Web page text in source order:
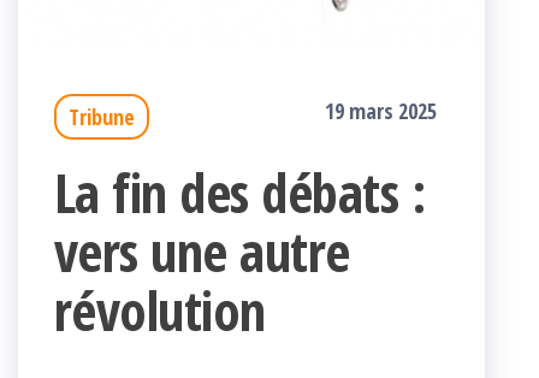
Tribune 19 mars 2025
La fin des débats :
vers une autre
révolution